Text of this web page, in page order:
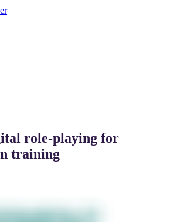
role-playing for
training